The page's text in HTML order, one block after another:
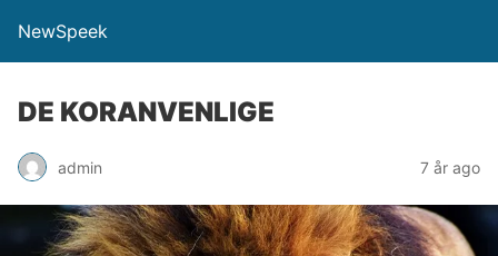
NewSpeek
DE KORANVENLIGE
admin 7 år ago